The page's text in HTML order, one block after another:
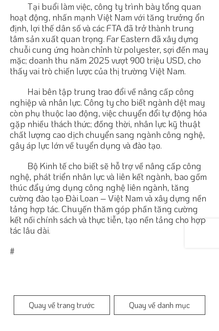
Tại buổi làm việc, công ty trình bày tổng quan
hoạt động, nhấn mạnh Việt Nam với tăng trưởng ổn
định, lợi thế dân số và các FTA đã trở thành trung
tâm sản xuất quan trọng. Far Eastern đã xây dựng
chuỗi cung ứng hoàn chỉnh từ polyester, sợi đến may
mặc; doanh thu năm 2025 vượt 900 triệu USD, cho
thấy vai trò chiến lược của thị trường Việt Nam.
Hai bên tập trung trao đổi về nâng cấp công
nghiệp và nhân lực. Công ty cho biết ngành dệt may
còn phụ thuộc lao động, việc chuyển đổi tự động hóa
gặp nhiều thách thức; đồng thời, nhân lực kỹ thuật
chất lượng cao dịch chuyển sang ngành công nghệ,
gây áp lực lớn về tuyển dụng và đào tạo.
Bộ Kinh tế cho biết sẽ hỗ trợ về nâng cấp công
nghệ, phát triển nhân lực và liên kết ngành, bao gồm
thúc đẩy ứng dụng công nghệ liên ngành, tăng
cường đào tạo Đài Loan – Việt Nam và xây dựng nền
tảng hợp tác. Chuyến thăm góp phần tăng cường
kết nối chính sách và thực tiễn, tạo nền tảng cho hợp
tác lâu dài.
#
Quay về trang trước Quay về danh mục